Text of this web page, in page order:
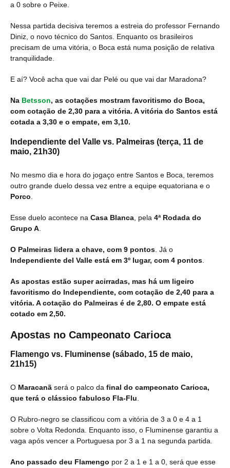
a 0 sobre o Peixe.
Nessa partida decisiva teremos a estreia do professor Fernando
Diniz, o novo técnico do Santos. Enquanto os brasileiros
precisam de uma vitória, o Boca está numa posição de relativa
tranquilidade.
E aí? Você acha que vai dar Pelé ou que vai dar Maradona?
Na Betsson, as cotações mostram favoritismo do Boca,
com cotação de 2,30 para a vitória. A vitória do Santos está
cotada a 3,30 e o empate, em 3,10.
Independiente del Valle vs. Palmeiras (terça, 11 de
maio, 21h30)
No mesmo dia e hora do jogaço entre Santos e Boca, teremos
outro grande duelo dessa vez entre a equipe equatoriana e o
Porco
Esse duelo acontece na Casa Blanca , pela 4ª Rodada do
Grupo A
O Palmeiras lidera a chave, com 9 pontos . Já o
Independiente del Valle está em 3º lugar, com 4 pontos
As apostas estão super acirradas, mas há um ligeiro
favoritismo do Independiente, com cotação de 2,40 para a
vitória. A cotação do Palmeiras é de 2,80. O empate está
cotado em 2,50.
Apostas no Campeonato Carioca
Flamengo vs. Fluminense (sábado, 15 de maio,
21h15)
O Maracanã será o palco da final do campeonato Carioca,
que terá o clássico fabuloso Fla-Flu
O Rubro-negro se classificou com a vitória de 3 a 0 e 4 a 1
sobre o Volta Redonda. Enquanto isso, o Fluminense garantiu a
vaga após vencer a Portuguesa por 3 a 1 na segunda partida.
Ano passado deu Flamengo por 2 a 1 e 1 a 0, será que esse